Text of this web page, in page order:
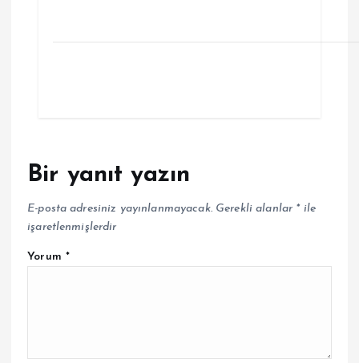
Bir yanıt yazın
E-posta adresiniz yayınlanmayacak. Gerekli alanlar *ile
işaretlenmişlerdir
Yorum *